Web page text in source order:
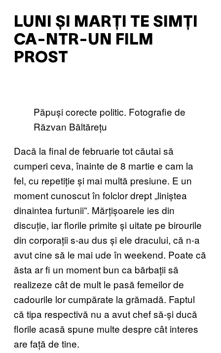
LUNI ȘI MARȚI TE SIMȚI
CA-NTR-UN FILM
PROST
Păpuși corecte politic. Fotografie de
Răzvan Băltărețu
Dacă la final de februarie tot căutai să
cumperi ceva, înainte de 8 martie e cam la
fel, cu repetiție și mai multă presiune. E un
moment cunoscut în folclor drept „liniștea
dinaintea furtunii”. Mărțișoarele ies din
discuție, iar florile primite și uitate pe birourile
din corporații s-au dus și ele dracului, că n-a
avut cine să le mai ude în weekend. Poate că
ăsta ar fi un moment bun ca bărbații să
realizeze cât de mult le pasă femeilor de
cadourile lor cumpărate la grămadă. Faptul
că tipa respectivă nu a avut chef să-și ducă
florile acasă spune multe despre cât interes
are față de tine.